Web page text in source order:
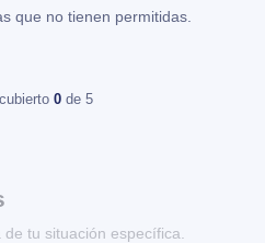
que no tienen permitidas.
0 de 5
tu situación específica.